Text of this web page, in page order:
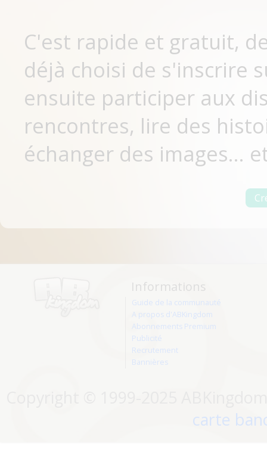
C'est rapide et gratuit,
déjà choisi de s'inscrire
ensuite participer aux
rencontres, lire des
échanger des images...
Informations
Guide de la communauté
A propos d'ABKingdom
Abonnements Premium
Publicité
Recrutement
Bannières
carte